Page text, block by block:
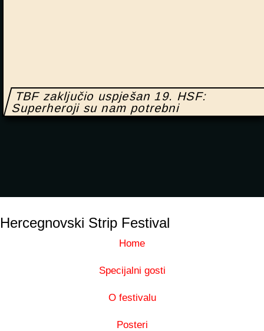
TBF zaključio uspješan 19. HSF:
Superheroji su nam potrebni
Hercegnovski Strip Festival
Home
Specijalni gosti
O festivalu
Posteri